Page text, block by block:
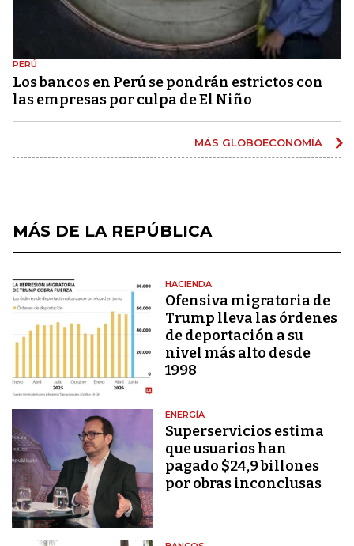
PERÚ
Los bancos en Perú se pondrán estrictos con
las empresas por culpa de El Niño
MÁS GLOBOECONOMÍA
MÁS DE LA REPÚBLICA
HACIENDA
Ofensiva migratoria de
Trump lleva las órdenes
de deportación a su
nivel más alto desde
1998
ENERGÍA
Superservicios estima
que usuarios han
pagado $24,9 billones
por obras inconclusas